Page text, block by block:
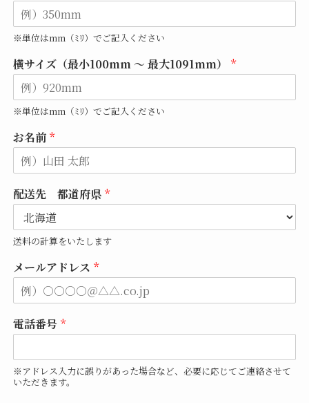
※単位はmm（ﾐﾘ）でご記入ください
横サイズ（最小100mm ～ 最大1091mm） *
※単位はmm（ﾐﾘ）でご記入ください
お名前 *
配送先 都道府県 *
送料の計算をいたします
メールアドレス *
電話番号 *
※アドレス入力に誤りがあった場合など、必要に応じてご連絡させて
いただきます。